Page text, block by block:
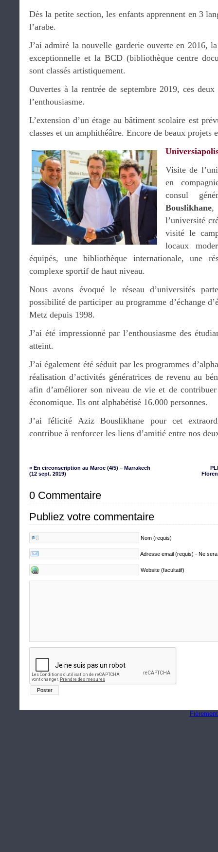
Dès la petite section, les enfants apprennent en 3
l’arabe.
J’ai admiré la nouvelle garderie ouverte en 2016,
exceptionnelle et la BCD (bibliothèque centre
sont classés artistiquement.
Ouvertes à la rentrée de septembre 2019, ces
l’enthousiasme.
L’extension d’un étage au bâtiment scolaire est
classes et un amphithéâtre. Encore de beaux projets
Visite de
en
consul
Bouslikhane,
l’université
visité le
locaux
équipés, une bibliothèque internationale, une
complexe sportif de haut niveau.
Nous avons évoqué le réseau d’universités
possibilité de participer au programme d’échange
Metz depuis 1998.
J’ai été impressionné par l’enthousiasme des
atteint.
J’ai également été séduit par les programmes
réalisation d’activités génératrices de revenu au
afin d’améliorer son niveau de vie et de
économique. Ils ont alphabétisé 16.000 personnes.
J’ai félicité Aziz Bouslikhane pour cet
contribue à renforcer les liens d’amitié entre nos
« En circonscription au Maroc (4/5) – Marrakech
(12 sept. 2019)
0 Commentaire
Publiez votre commentaire
Nom (requis)
Adresse email (requis) - Ne
Website (facultatif)